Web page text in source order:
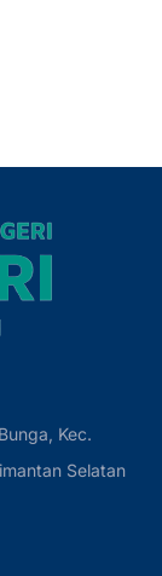
Kec.
Selatan